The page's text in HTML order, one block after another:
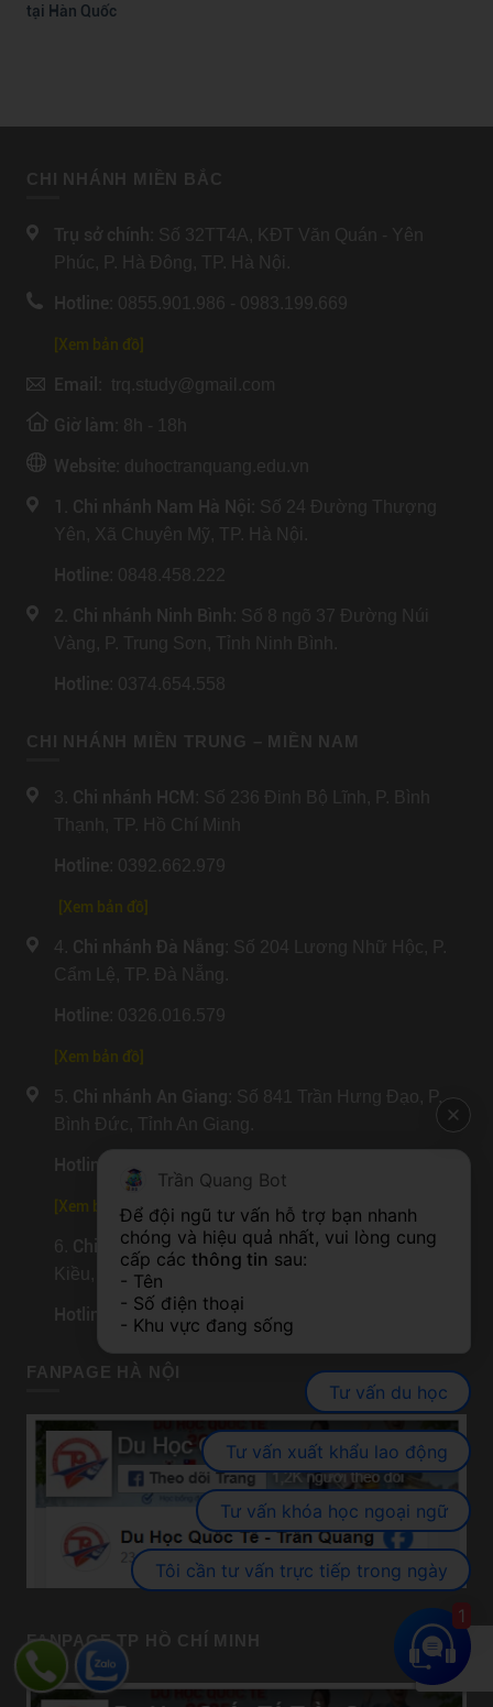
tại Hàn Quốc
CHI NHÁNH MIỀN BẮC
Trụ sở chính: Số 32TT4A, KĐT Văn Quán - Yên
Phúc, P. Hà Đông, TP. Hà Nội.
Hotline: 0855.901.986 - 0983.199.669
[Xem bản đồ]
Email: trq.study@gmail.com
Giờ làm: 8h - 18h
Website: duhoctranquang.edu.vn
1. Chi nhánh Nam Hà Nội: Số 24 Đường Thượng
Yên, Xã Chuyên Mỹ, TP. Hà Nội.
Hotline: 0848.458.222
2. Chi nhánh Ninh Bình: Số 8 ngõ 37 Đường Núi
Vàng, P. Trung Sơn, Tỉnh Ninh Bình.
Hotline: 0374.654.558
CHI NHÁNH MIỀN TRUNG – MIỀN NAM
3. Chi nhánh HCM : Số 236 Đinh Bộ Lĩnh, P. Bình
Thạnh, TP. Hồ Chí Minh
Hotline: 0392.662.979
[Xem bản đồ]
4. Chi nhánh Đà Nẵng: Số 204 Lương Nhữ Hộc, P.
Cẩm Lệ, TP. Đà Nẵng.
Hotline: 0326.016.579
Xem bản đồ
5. Chi nhánh An Giang: Số 841 Trần Hưng Đạo, P.
Bình Đức, Tỉnh An Giang.
Hotline : 0704.721.726
Xem bản đồ]
6. Chi nhánh Cần Thơ: Số 160, Đường 30/4, P. Ninh
Kiều, TP. Cần Thơ.
Hotline : 0982.905.670
FANPAGE HÀ NỘI
FANPAGE TP HỒ CHÍ MINH
Trần Quang Bot
Để đội ngũ tư vấn hỗ trợ bạn nhanh
chóng và hiệu quả nhất, vui lòng cung
cấp các thông tin sau:
- Tên
- Số điện thoại
- Khu vực đang sống
Tư vấn du học
Tư vấn xuất khẩu lao động
Tư vấn khóa học ngoại ngữ
Tôi cần tư vấn trực tiếp trong ngày
1